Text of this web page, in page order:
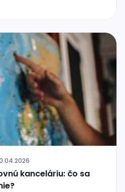
kanceláriu: čo sa